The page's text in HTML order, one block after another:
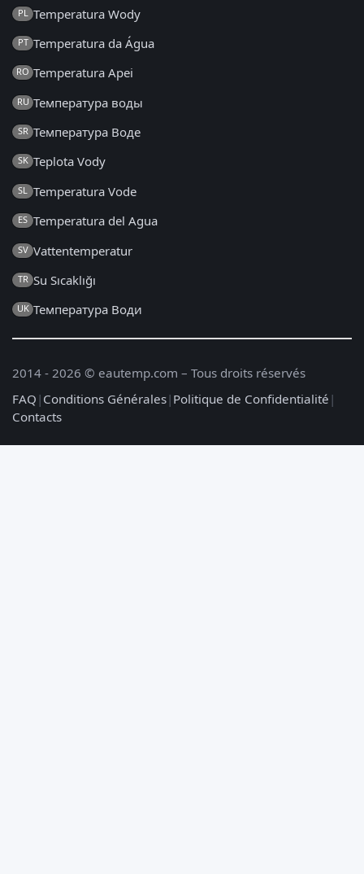
PL Temperatura Wody
PT Temperatura da Água
RO Temperatura Apei
RU Температура воды
SR Температура Воде
SK Teplota Vody
SL Temperatura Vode
ES Temperatura del Agua
SV Vattentemperatur
TR Su Sıcaklığı
UK Температура Води
2014 - 2026 © eautemp.com – Tous droits réservés
FAQ | Conditions Générales| Politique de Confidentialité |
Contacts